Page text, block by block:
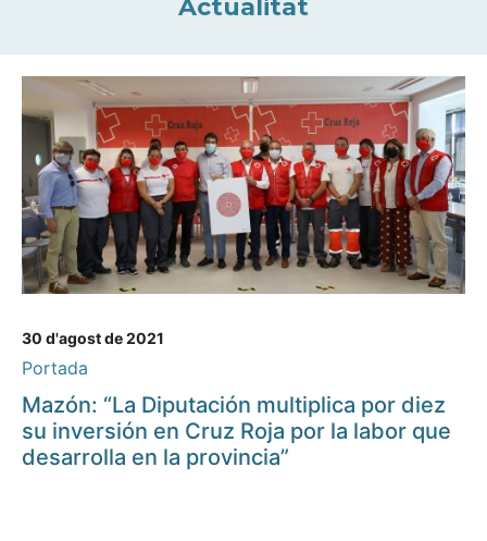
Actualitat
30 d'agost de 2021
Portada
Mazón: “La Diputación multiplica por diez
su inversión en Cruz Roja por la labor que
desarrolla en la provincia”